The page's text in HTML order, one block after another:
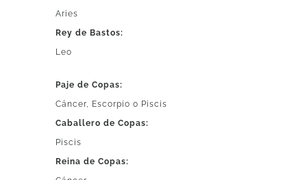
Aries
Rey de Bastos:
Leo
Paje de Copas:
Cáncer, Escorpio o Piscis
Caballero de Copas:
Piscis
Reina de Copas: